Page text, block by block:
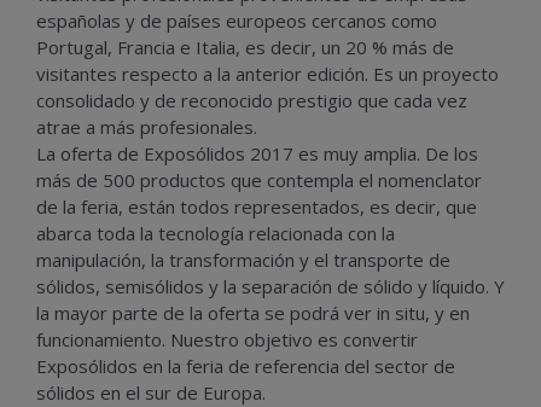
españolas y de países europeos cercanos como
Portugal, Francia e Italia, es decir, un 20 % más de
visitantes respecto a la anterior edición. Es un proyecto
consolidado y de reconocido prestigio que cada vez
atrae a más profesionales.
La oferta de Exposólidos 2017 es muy amplia. De los
más de 500 productos que contempla el nomenclator
de la feria, están todos representados, es decir, que
abarca toda la tecnología relacionada con la
manipulación, la transformación y el transporte de
sólidos, semisólidos y la separación de sólido y líquido. Y
la mayor parte de la oferta se podrá ver in situ, y en
funcionamiento. Nuestro objetivo es convertir
Exposólidos en la feria de referencia del sector de
sólidos en el sur de Europa.